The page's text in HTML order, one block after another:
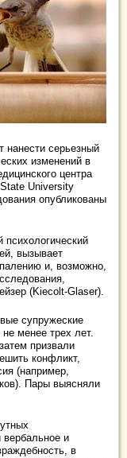
нанести серьезный
изменений в
центра
University
опубликованы
вызывает
и, возможно,
(Kiecolt-Glaser).
супружеские
менее трех лет.
призвали
конфликт,
(например,
Пары выясняли
вербальное и
в